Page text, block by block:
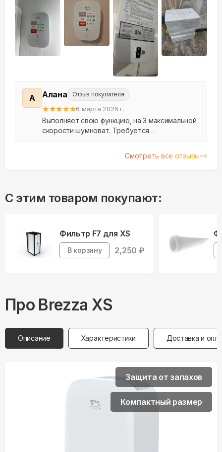
А Алана Отзыв покупателя
★★★★★6 марта 2026 г.
Выполняет свою функцию, на 3 максимальной
скорости шумноват. Требуется
не работает не дует. Бо...
Смотреть все отзывы
С этим товаром покупают:
Фильтр F7 для XS
В корзину 2,250 ₽
Про Brezza XS
Описание Характеристики Доставка и
Защита от запахов
Компактный размер